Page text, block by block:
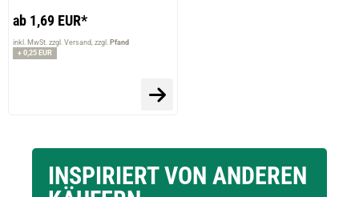
ab 1,69 EUR*
inkl. MwSt. zzgl. Versand zzgl.
Pfand
+ 0,25 EUR
INSPIRIERT VON ANDEREN